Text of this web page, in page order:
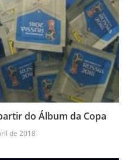
do Álbum da Copa
de 2018